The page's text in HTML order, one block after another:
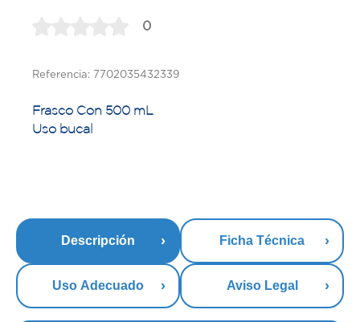
0
Referencia: 7702035432339
Frasco Con 500 mL
Uso bucal
Descripción Ficha Técnica
Uso Adecuado Aviso Legal